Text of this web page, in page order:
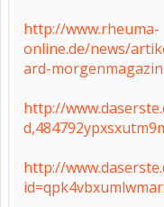
http://www.rheuma-
online.de/news/
ard-
http://
http://